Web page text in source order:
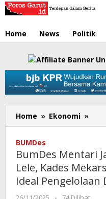
Lewati
ke
Home News Politik
Home » Ekonomi »
Lele,
BUMDes
BumDes Mentari
Lele, Kades
Ideal Pengelolaan